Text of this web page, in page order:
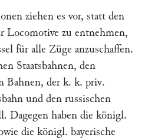
ziehen es vor, statt den
Locomotive zu entnehmen,
für alle Züge anzuschaffen.
Staatsbahnen, den
Bahnen, der k. k. priv.
und den russischen
Dagegen haben die königl.
die königl. bayerische